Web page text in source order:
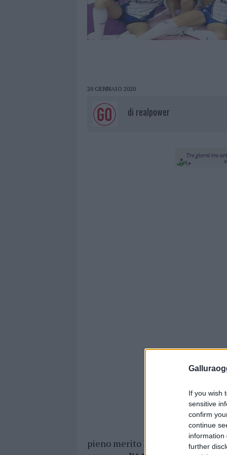
If you wish
sensitive
confirm
continue
information
further
20 GENNAIO 2020
di realpower
pieno merito la
possibilità di